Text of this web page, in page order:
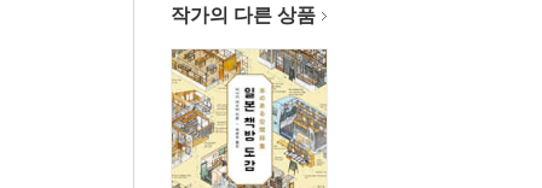
카우북스 | 스테인리스 인테리어에서 숙성된 헌책
유레키서방 | 사원 상점가 귀퉁이에서, 시공간을
[Column 1] ‘실측’은 두 시간 속전속결
2장 호쿠리쿠·도카이·긴키
작가의 다른 상품